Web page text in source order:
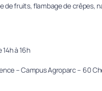
de fruits, flambage de crêpes,
à 16h
– Campus Agroparc – 60